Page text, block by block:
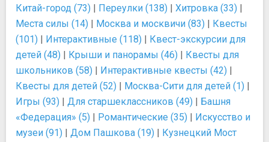
Китай-город (73) | Переулки (138) | Хитровка (33) |
Места силы (14) | Москва и москвичи (83) | Квесты
(101) | Интерактивные (118) | Квест-экскурсии для
детей (48) | Крыши и панорамы (46) | Квесты для
школьников (58) | Интерактивные квесты (42) |
Квесты для детей (52) | Москва-Сити для детей (1) |
Игры (93) | Для старшеклассников (49) | Башня
«Федерация» (5) | Романтические (35) | Искусство и
музеи (91) | Дом Пашкова (19) | Кузнецкий Мост